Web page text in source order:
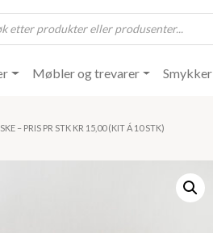
Møbler og trevarer Smykker
– PRIS PR STK KR 15,00 (KIT Á 10 STK)